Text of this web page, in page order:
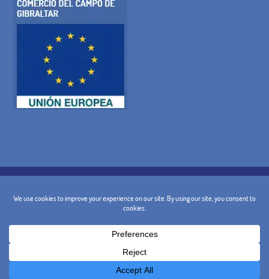
AVVISO LEGALE
TERMINI E CONDIZIONI GENERALI DI
POLITICA DI CANCELLAZIONE
@ 2024 - Design e Marketing: